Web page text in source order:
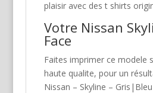
plaisir avec des t shirts
Votre Nissan
Face
Faites imprimer ce modele
haute qualite, pour un
Nissan – Skyline – Gris|Bleu